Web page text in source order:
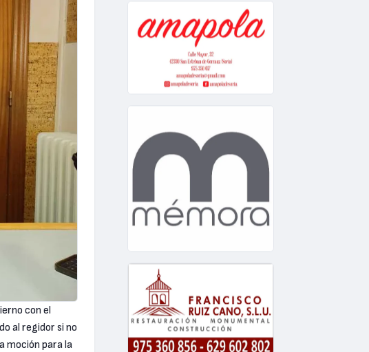
con el
al regidor si no
moción para la